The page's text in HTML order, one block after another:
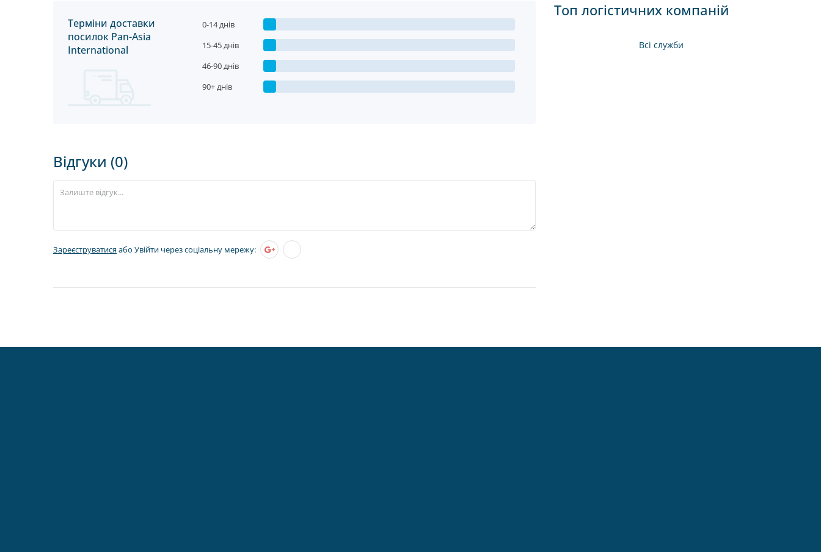
Терміни доставки
посилок Pan-Asia
International
0-14 днів
15-45 днів
46-90 днів
90+ днів
Відгуки (0)
Зареєструватисяабо Увійти через соціальну мережу:
Топ логістичних компаній
Всі служби